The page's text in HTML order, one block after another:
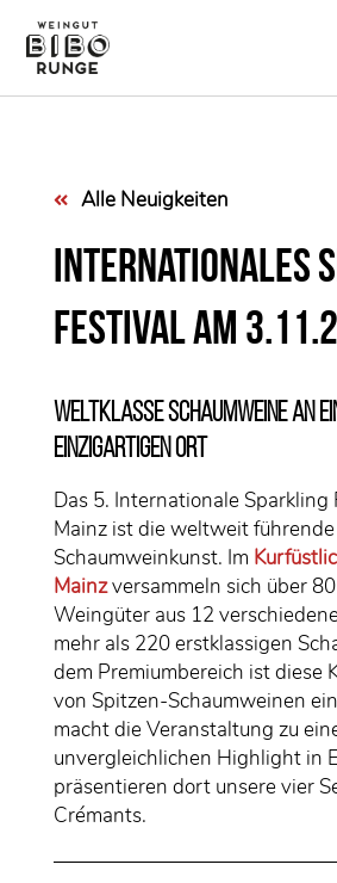
Alle Neuigkeiten
Internationales
Festival am
Weltklasse Schaumweine an
einzigartigen Ort
Das 5. Internationale Sparkling
Mainz ist die weltweit
Schaumweinkunst. Im
Mainzversammeln sich über
Weingüter aus 12
mehr als 220 erstklassigen
dem Premiumbereich ist diese
von Spitzen-Schaumweinen
macht die Veranstaltung zu
unvergleichlichen Highlight in
präsentieren dort unsere vier
Crémants.